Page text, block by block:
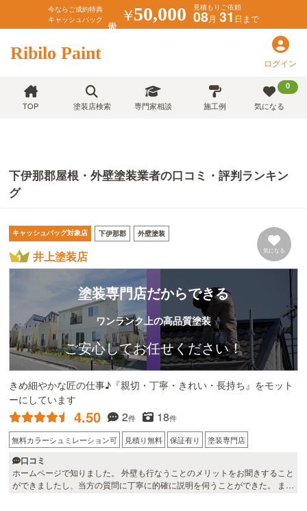
今ならご成約特典
キャッシュバック
￥50,000 見積もりご依頼
08月 31日まで
Ribilo Paint ログイン
TOP 塗装店検索 専門家相談 施工例
0
気になる
下伊那郡屋根・外壁塗装業者の口コミ・評判ランキン
グ
キャッシュバッグ対象店 下伊那郡 外壁塗装
井上塗装店 気になる
塗装専門店だからできる
ワンランク上の高品質塗装
ご安心してお任せください！
きめ細やかな匠の仕事♪『親切・丁寧・きれい・長持ち』をモット
ーにしています
4.50 2件 18件
無料カラーシュミレーション可 見積り無料 保証有り 塗装専門店
口コミ
ホームページで知りました。 外壁も行なうことのメリットをお聞きすること
ができましたし、当方の質問に丁寧に的確に説明を伺うことができた。 ま